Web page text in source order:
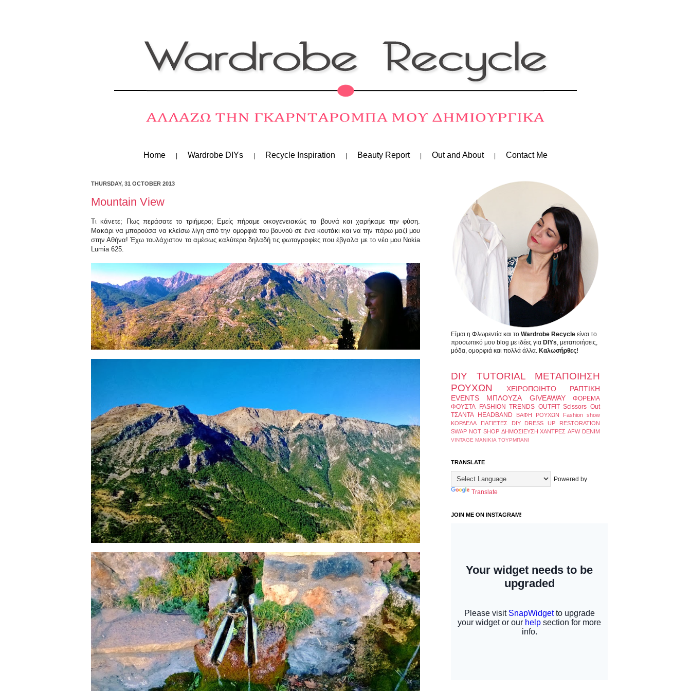
Home Wardrobe DIYs Recycle Inspiration Beauty Report Out and About Contact Me
THURSDAY, 31 OCTOBER 2013
Mountain View
Τι κάνετε; Πως περάσατε το τριήμερο; Εμείς πήραμε οικογενειακώς τα βουνά και χαρήκαμε την φύση.
Μακάρι να μπορούσα να κλείσω λίγη από την ομορφιά του βουνού σε ένα κουτάκι και να την πάρω μαζί μου
στην Αθήνα! Έχω τουλάχιστον το αμέσως καλύτερο δηλαδή τις φωτογραφίες που έβγαλα με το νέο μου Nokia
Lumia 625.
Είμαι η Φλωρεντία και το Wardrobe Recycle είναι το
προσωπικό μου blog με ιδέες για DIYs, μεταποιήσεις,
μόδα, ομορφιά και πολλά άλλα. Καλωσήρθες!
DIY TUTORIAL
ΜΕΤΑΠΟΙΗΣΗ
ΡΟΥΧΩΝ
ΧΕΙΡΟΠΟΙΗΤΟ
ΡΑΠΤΙΚΗ
EVENTS
ΜΠΛΟΥΖΑ GIVEAWAY
ΦΟΡΕΜΑ
ΦΟΥΣΤΑ
FASHION TRENDS OUTFIT Scissors Out
ΤΣΑΝΤΑ
HEADBAND ΒΑΦΗ ΡΟΥΧΩΝ
Fashion show
ΚΟΡΔΕΛΑ
ΠΑΓΙΕΤΕΣ DIY DRESS UP
RESTORATION
SWAP NOT SHOP ΔΗΜΟΣΙΕΥΣΗ ΧΑΝΤΡΕΣ AFW DENIM
VINTAGE ΜΑΝΙΚΙΑ ΤΟΥΡΜΠΑΝΙ
TRANSLATE
Powered by
Translate
JOIN ME ON INSTAGRAM!